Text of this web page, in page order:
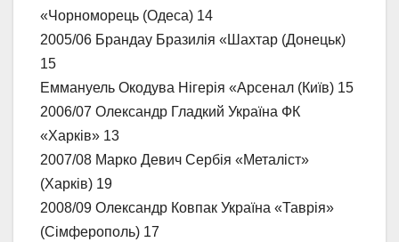
«Чорноморець (Одеса) 14
2005/06 Брандау Бразилія «Шахтар (Донецьк)
15
Еммануель Окодува Нігерія «Арсенал (Київ) 15
2006/07 Олександр Гладкий Україна ФК
«Харків» 13
2007/08 Марко Девич Сербія «Металіст»
(Харків) 19
2008/09 Олександр Ковпак Україна «Таврія»
(Сімферополь) 17